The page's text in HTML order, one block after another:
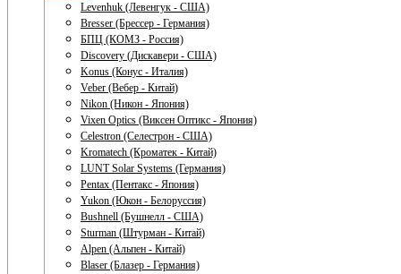
Levenhuk (Левенгук - США)
Bresser (Брессер - Германия)
БПЦ (КОМЗ - Россия)
Discovery (Дискавери - США)
Konus (Конус - Италия)
Veber (Вебер - Китай)
Nikon (Никон - Япония)
Vixen Optics (Виксен Оптикс - Япония)
Celestron (Селестрон - США)
Kromatech (Кроматек - Китай)
LUNT Solar Systems (Германия)
Pentax (Пентакс - Япония)
Yukon (Юкон - Белоруссия)
Bushnell (Бушнелл - США)
Sturman (Штурман - Китай)
Alpen (Альпен - Китай)
Blaser (Блазер - Германия)